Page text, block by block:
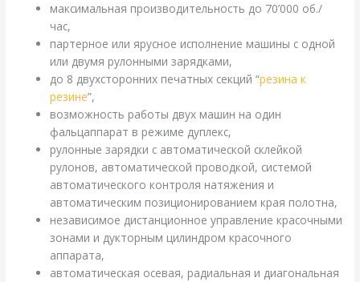
максимальная производительность до 70’000 об./
час,
партерное или ярусное исполнение машины с одной
или двумя рулонными зарядками,
до 8 двухсторонних печатных секций “резина к
резине”,
возможность работы двух машин на один
фальцаппарат в режиме дуплекс,
рулонные зарядки с автоматической склейкой
рулонов, автоматической проводкой, системой
автоматического контроля натяжения и
автоматическим позиционированием края полотна,
независимое дистанционное управление красочными
зонами и дукторным цилиндром красочного
аппарата,
автоматическая осевая, радиальная и диагональная